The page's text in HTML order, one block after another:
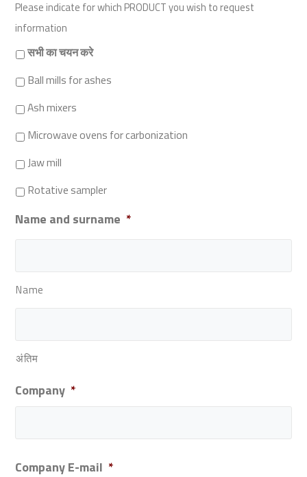
Please indicate for which PRODUCT you wish to request
information
सभी का चयन करे
Ball mills for ashes
Ash mixers
Microwave ovens for carbonization
Jaw mill
Rotative sampler
Name and surname *
Name
अंतिम
Company *
Company E-mail *